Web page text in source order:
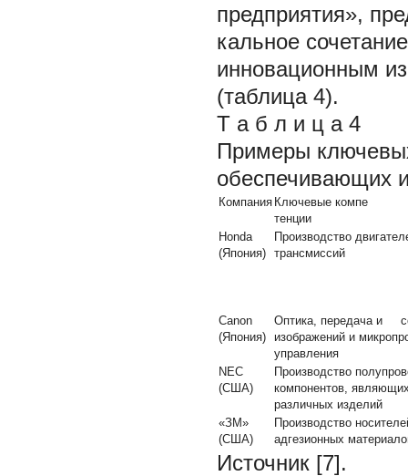
предприятия»,
кальное
инновационным
(таблица 4).
Т а б л и ц а 4
Примеры
обеспечивающих
Компания Ключевые компе
тенции
Honda
(Япония)
Производство
трансмиссий
Canon
(Япония)
Оптика, передача и
изображений и
управления
NEC
(США)
Производство
компонентов,
различных изделий
«ЗМ»
(США)
Производство
адгезионных
Источник [7].